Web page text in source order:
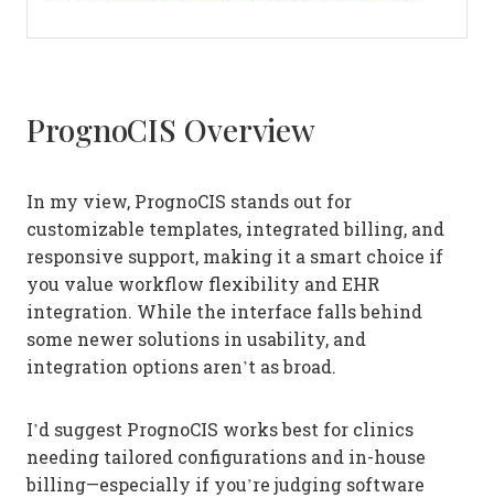
PrognoCIS Overview
In my view, PrognoCIS stands out for
customizable templates, integrated billing, and
responsive support, making it a smart choice if
you value workflow flexibility and EHR
integration. While the interface falls behind
some newer solutions in usability, and
integration options aren’t as broad.
I’d suggest PrognoCIS works best for clinics
needing tailored configurations and in-house
billing—especially if you’re judging software